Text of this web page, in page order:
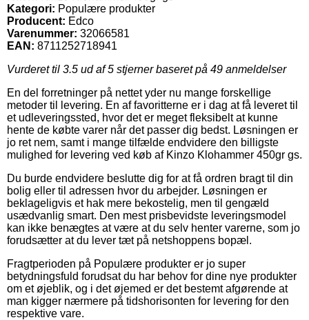
Kategori: Populære produkter
Producent: Edco
Varenummer: 32066581
EAN: 8711252718941
Vurderet til 3.5 ud af 5 stjerner baseret på 49 anmeldelser
En del forretninger på nettet yder nu mange forskellige
metoder til levering. En af favoritterne er i dag at få leveret til
et udleveringssted, hvor det er meget fleksibelt at kunne
hente de købte varer når det passer dig bedst. Løsningen er
jo ret nem, samt i mange tilfælde endvidere den billigste
mulighed for levering ved køb af Kinzo Klohammer 450gr gs.
Du burde endvidere beslutte dig for at få ordren bragt til din
bolig eller til adressen hvor du arbejder. Løsningen er
beklageligvis et hak mere bekostelig, men til gengæld
usædvanlig smart. Den mest prisbevidste leveringsmodel
kan ikke benægtes at være at du selv henter varerne, som jo
forudsætter at du lever tæt på netshoppens bopæl.
Fragtperioden på Populære produkter er jo super
betydningsfuld forudsat du har behov for dine nye produkter
om et øjeblik, og i det øjemed er det bestemt afgørende at
man kigger nærmere på tidshorisonten for levering for den
respektive vare.